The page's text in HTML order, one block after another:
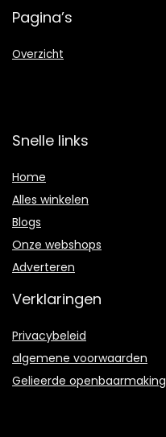
Pagina’s
Overzicht
Snelle links
Home
Alles winkelen
Blogs
Onze webshops
Adverteren
Verklaringen
Privacybeleid
algemene voorwaarden
Gelieerde openbaarmaking